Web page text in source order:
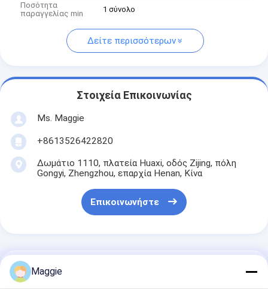
Ποσότητα
παραγγελίας min
1 σύνολο
Δείτε περισσότερων
Στοιχεία Επικοινωνίας
Ms. Maggie
+8613526422820
Δωμάτιο 1110, πλατεία Huaxi, οδός Zijing, πόλη
Gongyi, Zhengzhou, επαρχία Henan, Κίνα
Επικοινωνήστε
Αποκτήστε Την Καλύτερη Τιμή Για
Maggie